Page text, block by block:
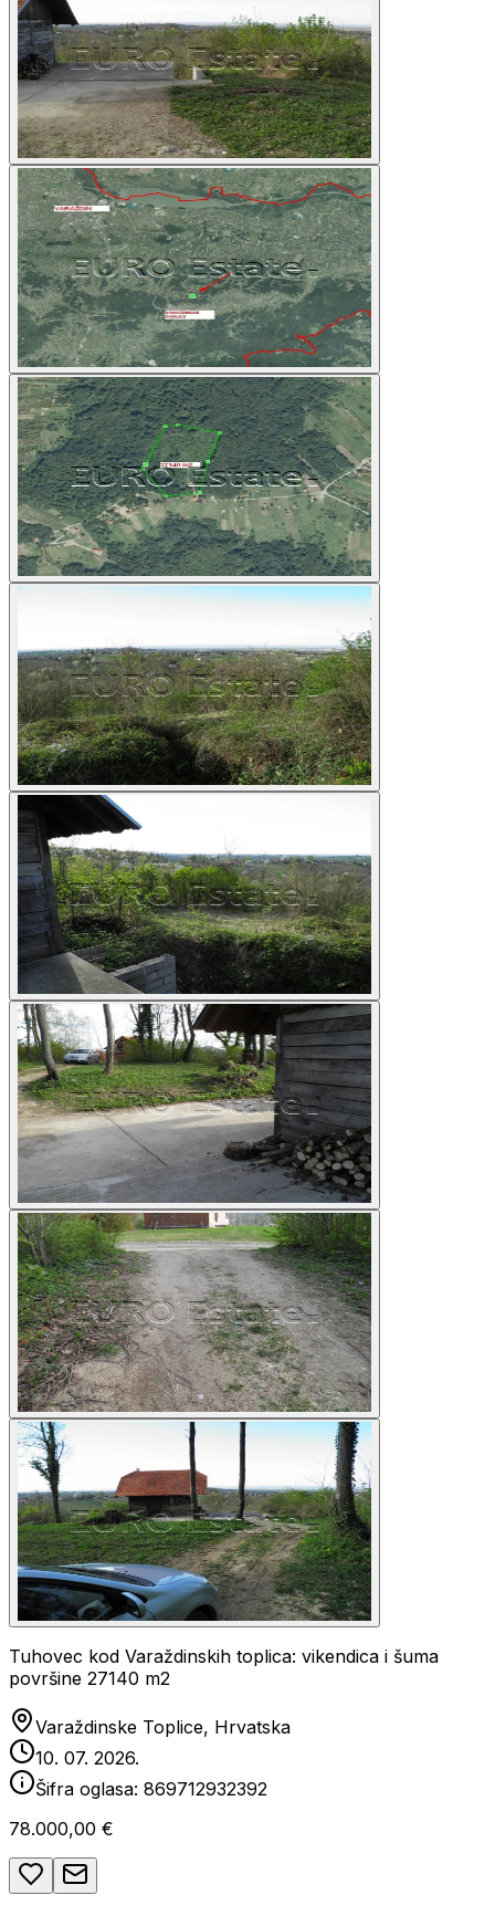
Tuhovec kod Varaždinskih toplica: vikendica i šuma
površine 27140 m2
Varaždinske Toplice, Hrvatska
10. 07. 2026.
Šifra oglasa: 869712932392
78.000,00 €